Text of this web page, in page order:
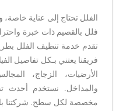
الفلل تحتاج إلى عناية
فلل بالقصيم ذات خبرة
تقدم خدمة تنظيف الفلل
فريقنا يعتني بـكل تفاصيل
الأرضيات، الزجاج،
والمداخل. نستخدم أحدث
مخصصة لكل سطح. شركتنا